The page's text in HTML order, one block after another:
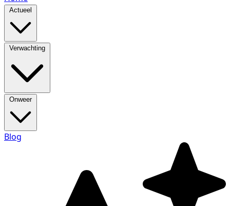
Actueel
Verwachting
Onweer
Blog